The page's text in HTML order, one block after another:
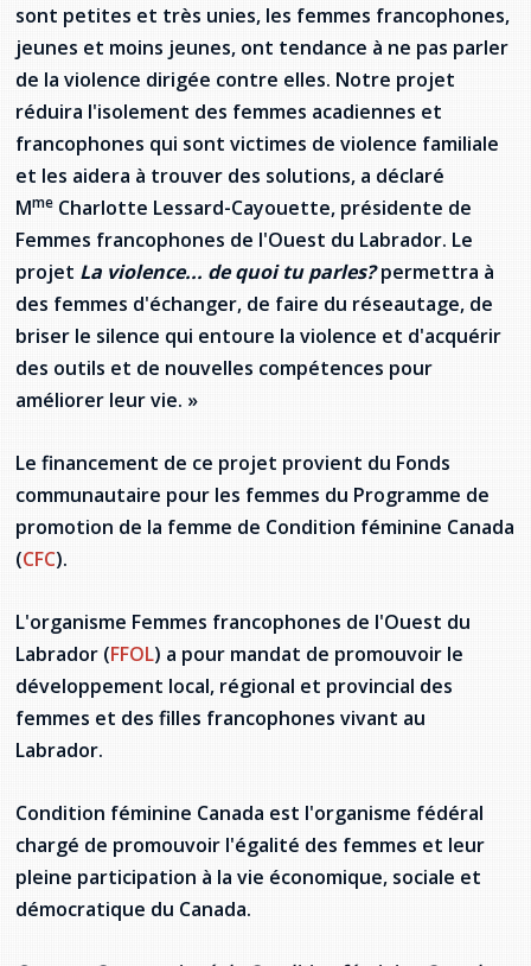
Pinos Mpiana
Allison Chaytor
Maurice Nzoyamara
Lee Trowbridge
Randy Follet
Skye Fisher
Pamela Tucker
Brian Kizner
Marc-Alexandre Mestres
Nancy Dillon
Clare Halleran
Joseph Kayumba
Dominic Demers
Yulia Kudryakova
Programmes et services du gouvernement
provincial
Ressources linguistiques pour la
communication en santé
sont petites et très unies, les femmes francophones,
jeunes et moins jeunes, ont tendance à ne pas parler
de la violence dirigée contre elles. Notre projet
réduira l'isolement des femmes acadiennes et
francophones qui sont victimes de violence familiale
et les aidera à trouver des solutions, a déclaré
Mme Charlotte Lessard-Cayouette, présidente de
Femmes francophones de l'Ouest du Labrador. Le
projet La violence... de quoi tu parles?permettra à
des femmes d'échanger, de faire du réseautage, de
briser le silence qui entoure la violence et d'acquérir
des outils et de nouvelles compétences pour
améliorer leur vie. »
Le financement de ce projet provient du Fonds
communautaire pour les femmes du Programme de
promotion de la femme de Condition féminine Canada
(CFC).
L'organisme Femmes francophones de l'Ouest du
Labrador (FFOL) a pour mandat de promouvoir le
développement local, régional et provincial des
femmes et des filles francophones vivant au
Labrador.
Condition féminine Canada est l'organisme fédéral
chargé de promouvoir l'égalité des femmes et leur
pleine participation à la vie économique, sociale et
démocratique du Canada.